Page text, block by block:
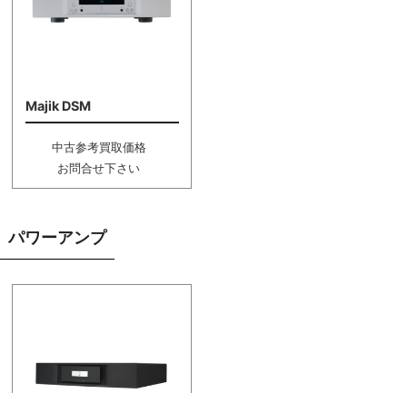
Majik DSM
中古参考買取価格
お問合せ下さい
パワーアンプ